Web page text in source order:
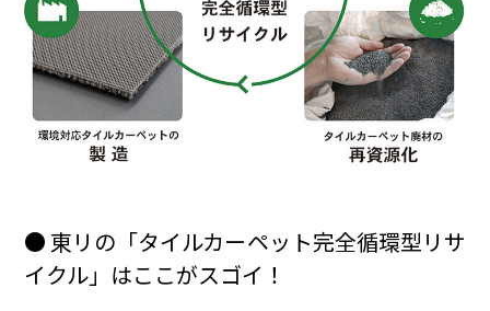
● 東リの「タイルカーペット完全循環型リサ
イクル」はここがスゴイ！